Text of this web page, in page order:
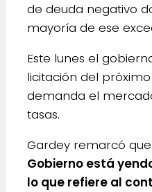
de deuda negativo
mayoría de ese
Este lunes el
licitación del
demanda el
tasas.
Gardey remarcó que
Gobierno está
lo que refiere al